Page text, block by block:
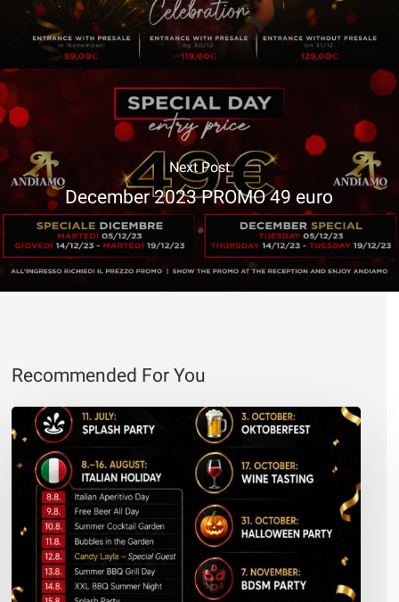
Next Post
December 2023 PROMO 49 euro
Recommended For You
Calendario
Completo
Eventi
Andiamo
Villach
2026